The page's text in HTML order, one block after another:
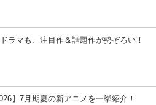
ラマも、注目作＆話題作が勢ぞろい！
】7月期夏の新アニメを一挙紹介！